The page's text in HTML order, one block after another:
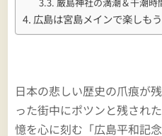
広島は宮島メインで楽しもう
日本の悲しい歴史の爪痕が
った街中にポツンと残され
憶を心に刻む「広島平和記